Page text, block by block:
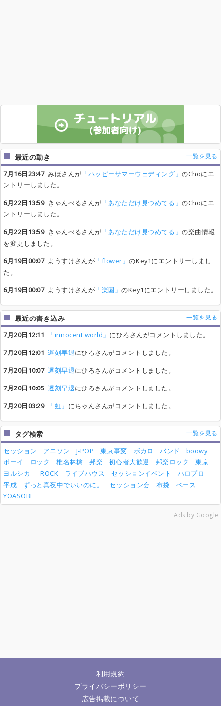
最近の動き 一覧を見る
7月16日23:47みほさんが 「ハッピーサマーウェディング」のChoにエ
ントリーしました。
6月22日13:59きゃんべるさんが 「あなただけ見つめてる」のChoにエ
ントリーしました。
6月22日13:59きゃんべるさんが 「あなただけ見つめてる」の楽曲情報
を変更しました。
6月19日00:07ようすけさんが 「flower」のKey1にエントリーしまし
た。
6月19日00:07ようすけさんが 「楽園」のKey1にエントリーしました。
最近の書き込み 一覧を見る
7月20日12:11 「innocent world」 にひろさんがコメントしました。
7月20日12:01 遅刻早退にひろさんがコメントしました。
7月20日10:07 遅刻早退にひろさんがコメントしました。
7月20日10:05 遅刻早退にひろさんがコメントしました。
7月20日03:29
「虹」 にちゃんさんがコメントしました。
タグ検索 一覧を見る
セッション アニソン J-POP 東京事変 ボカロ バンド
boowy
ボーイ
ロック 椎名林檎 邦楽 初心者大歓迎 邦楽ロック
東京
ヨルシカ
J-ROCK ライブハウス セッションイベント
ハロプロ
平成
ずっと真夜中でいいのに。 セッション会 布袋
ベース
YOASOBI
Ads by Google
利用規約
プライバシーポリシー
広告掲載について